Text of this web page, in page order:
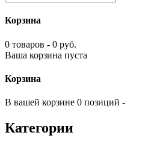
Корзина
0 товаров - 0 руб.
Ваша корзина пуста
Корзина
В вашей корзине 0 позиций -
Категории